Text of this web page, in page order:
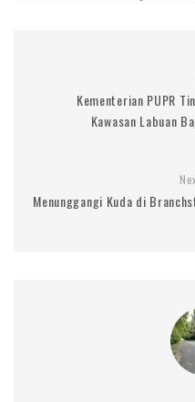
Kementerian PUPR
Kawasan Labuan
Menunggangi Kuda di